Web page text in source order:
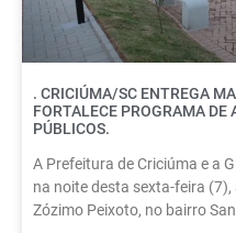
. CRICIÚMA/SC ENTREGA
FORTALECE PROGRAMA DE
PÚBLICOS.
A Prefeitura de Criciúma e a
na noite desta sexta-feira
Zózimo Peixoto, no bairro